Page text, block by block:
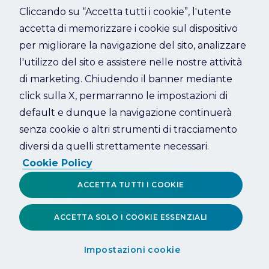
Refresh
Cliccando su “Accetta tutti i cookie”, l'utente
accetta di memorizzare i cookie sul dispositivo
per migliorare la navigazione del sito, analizzare
l'utilizzo del sito e assistere nelle nostre attività
di marketing. Chiudendo il banner mediante
click sulla X, permarranno le impostazioni di
default e dunque la navigazione continuerà
senza cookie o altri strumenti di tracciamento
diversi da quelli strettamente necessari.
Cookie Policy
Impostazioni cookie
ACCETTA SOLO I COOKIE ESSENZIALI
ACCETTA TUTTI I COOKIE